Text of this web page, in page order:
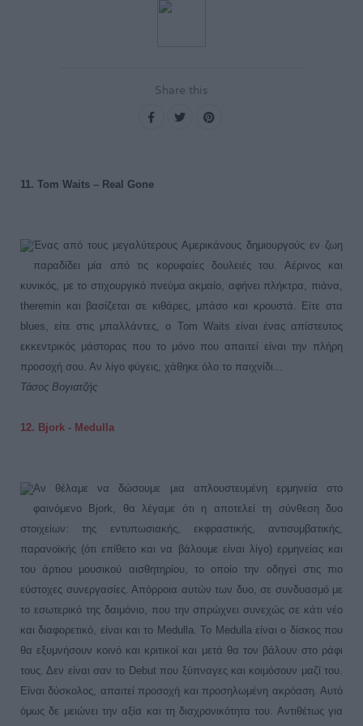
Share this
11. Tom Waits – Real Gone
Ένας από τους μεγαλύτερους Αμερικάνους δημιουργούς εν ζωη
παραδίδει μία από τις κορυφαίες δουλειές του. Αέρινος και
κυνικός, με το στιχουργικό πνεύμα ακμαίο, αφήνει πλήκτρα, πιάνα,
theremin και βασίζεται σε κιθάρες, μπάσο και κρουστά. Είτε στα
blues, είτε στις μπαλλάντες, ο Tom Waits είναι ένας απίστευτος
εκκεντρικός μάστορας που το μόνο που απαιτεί είναι την πλήρη
προσοχή σου. Αν λίγο φύγεις, χάθηκε όλο το παιχνίδι...
Τάσος Βογιατζής
12. Bjork - Medulla
Αν θέλαμε να δώσουμε μια απλουστευμένη ερμηνεία στο
φαινόμενο Bjork, θα λέγαμε ότι η αποτελεί τη σύνθεση δυο
στοιχείων: της εντυπωσιακής, εκφραστικής, αντισυμβατικής,
παρανοϊκής (ότι επίθετο και να βάλουμε είναι λίγο) ερμηνείας και
του άρτιου μουσικού αισθητηρίου, το οποίο την οδηγεί στις πιο
εύστοχες συνεργασίες. Απόρροια αυτών των δυο, σε συνδυασμό με
το εσωτερικό της δαιμόνιο, που την σπρώχνει συνεχώς σε κάτι νέο
και διαφορετικό, είναι και το Medulla. Το Medulla είναι ο δίσκος που
θα εξυμνήσουν κοινό και κριτικοί και μετά θα τον βάλουν στο ράφι
τους. Δεν είναι σαν το Debut που ξύπναγες και κοιμόσουν μαζί του.
Είναι δύσκολος, απαιτεί προσοχή και προσηλωμένη ακρόαση. Αυτό
όμως δε μειώνει την αξία και τη διαχρονικότητα του. Αντιθέτως για